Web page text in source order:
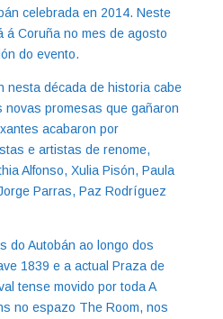
celebrada en 2014. Neste
á Coruña no mes de agosto
do evento.
nesta década de historia cabe
novas promesas que gañaron
acabaron por
e artistas de renome,
Alfonso, Xulia Pisón, Paula
Parras, Paz Rodríguez
do Autobán ao longo dos
1839 e a actual Praza de
tense movido por toda A
no espazo The Room, nos